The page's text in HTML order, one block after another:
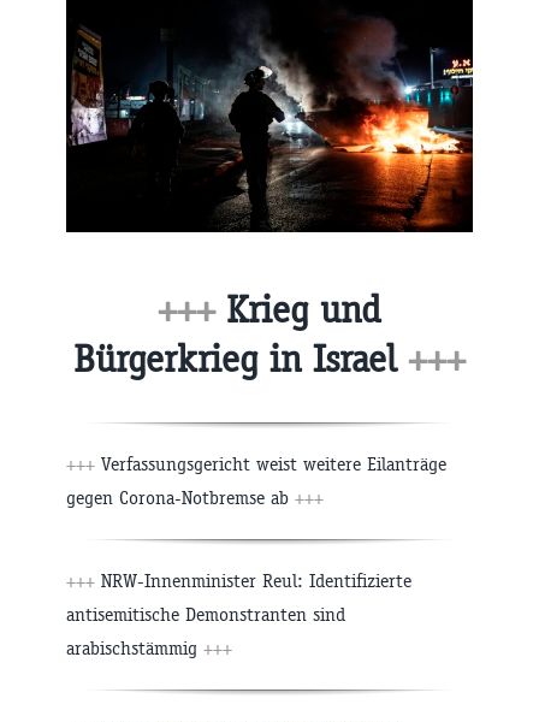
+++Krieg und
Bürgerkrieg in Israel +++
+++ Verfassungsgericht weist weitere Eilanträge
gegen Corona-Notbremse ab +++
+++ NRW-Innenminister Reul: Identifizierte
antisemitische Demonstranten sind
arabischstämmig +++